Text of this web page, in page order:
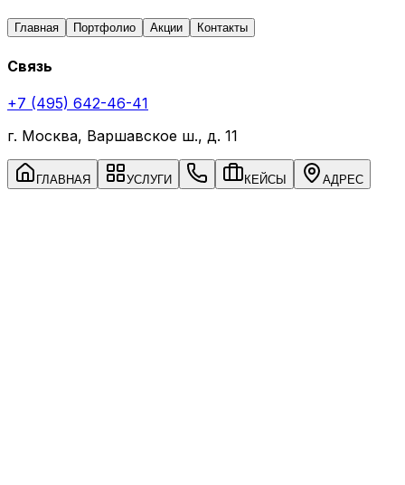
Главная Портфолио Акции Контакты
Связь
+7 (495) 642-46-41
г. Москва, Варшавское ш., д. 11
ГЛАВНАЯ УСЛУГИ КЕЙСЫ АДРЕС